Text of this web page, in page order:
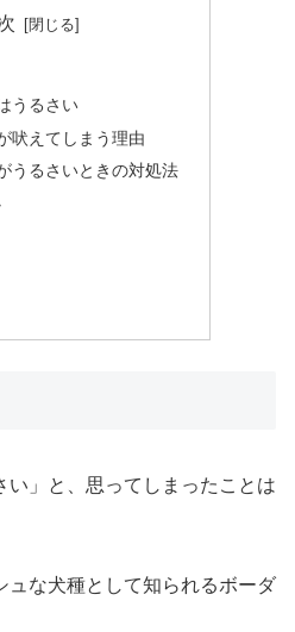
うるさい
吠えてしまう理由
うるさいときの対処法
い」と、思ってしまったことは
ュな犬種として知られるボーダ